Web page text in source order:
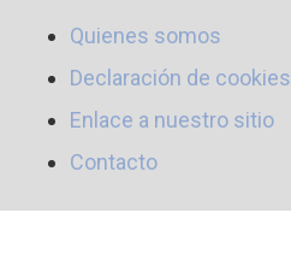
Quienes somos
Declaración de cookies
Enlace a nuestro sitio
Contacto